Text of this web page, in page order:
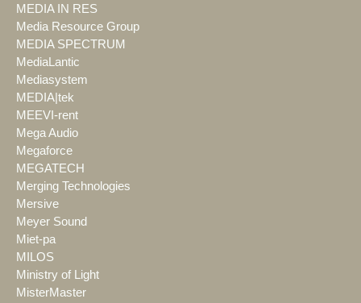
MEDIA IN RES
Media Resource Group
MEDIA SPECTRUM
MediaLantic
Mediasystem
MEDIA|tek
MEEVI-rent
Mega Audio
Megaforce
MEGATECH
Merging Technologies
Mersive
Meyer Sound
Miet-pa
MILOS
Ministry of Light
MisterMaster